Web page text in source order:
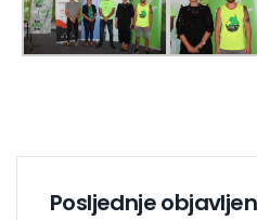
Posljednje